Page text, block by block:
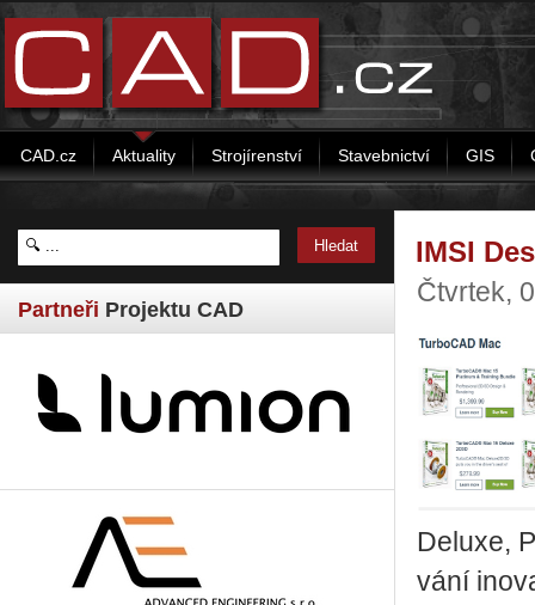
CAD.cz Aktuality Strojírenství Stavebnictví GIS
Partneři Projektu CAD
IMSI
Čtvrtek,
De­lu­xe,
vá­ní